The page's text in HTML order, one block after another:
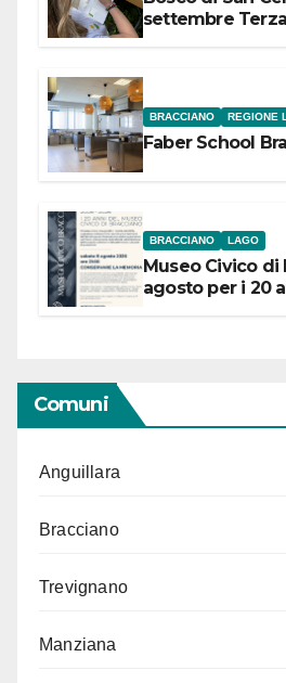
settembre
BRACCIANO REGIONE
Faber School
BRACCIANO LAGO
Museo Civico di
agosto per i 20
Comuni
Anguillara
Bracciano
Trevignano
Manziana